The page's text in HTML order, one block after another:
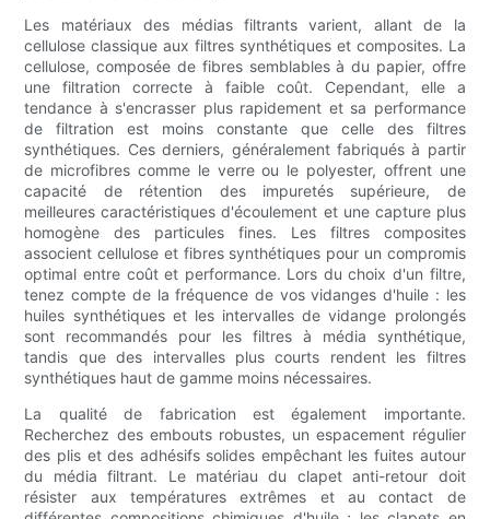
Les matériaux des médias filtrants varient, allant de la
cellulose classique aux filtres synthétiques et composites. La
cellulose, composée de fibres semblables à du papier, offre
une filtration correcte à faible coût. Cependant, elle a
tendance à s'encrasser plus rapidement et sa performance
de filtration est moins constante que celle des filtres
synthétiques. Ces derniers, généralement fabriqués à partir
de microfibres comme le verre ou le polyester, offrent une
capacité de rétention des impuretés supérieure, de
meilleures caractéristiques d'écoulement et une capture plus
homogène des particules fines. Les filtres composites
associent cellulose et fibres synthétiques pour un compromis
optimal entre coût et performance. Lors du choix d'un filtre,
tenez compte de la fréquence de vos vidanges d'huile : les
huiles synthétiques et les intervalles de vidange prolongés
sont recommandés pour les filtres à média synthétique,
tandis que des intervalles plus courts rendent les filtres
synthétiques haut de gamme moins nécessaires.
La qualité de fabrication est également importante.
Recherchez des embouts robustes, un espacement régulier
des plis et des adhésifs solides empêchant les fuites autour
du média filtrant. Le matériau du clapet anti-retour doit
résister aux températures extrêmes et au contact de